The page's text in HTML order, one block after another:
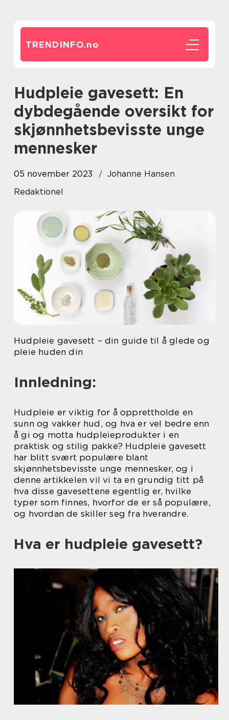
TRENDINFO.no
Hudpleie gavesett: En
dybdegående oversikt for
skjønnhetsbevisste unge
mennesker
05 november 2023
Johanne Hansen
Redaktionel
Hudpleie gavesett – din guide til å glede og
pleie huden din
Innledning:
Hudpleie er viktig for å opprettholde en
sunn og vakker hud, og hva er vel bedre enn
å gi og motta hudpleieprodukter i en
praktisk og stilig pakke? Hudpleie gavesett
har blitt svært populære blant
skjønnhetsbevisste unge mennesker, og i
denne artikkelen vil vi ta en grundig titt på
hva disse gavesettene egentlig er, hvilke
typer som finnes, hvorfor de er så populære,
og hvordan de skiller seg fra hverandre.
Hva er hudpleie gavesett?